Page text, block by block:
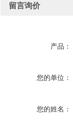
留言询价
产品：
您的单位：
您的姓名：